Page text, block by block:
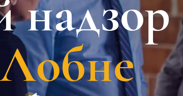
надзор